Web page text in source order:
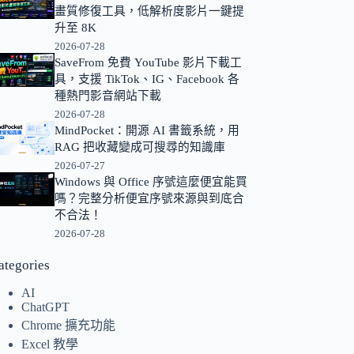
畫質修復工具，低解析度影片一鍵提
升至 8K
2026-07-28
SaveFrom 免費 YouTube 影片下載工
具，支援 TikTok、IG、Facebook 各
種熱門影音網站下載
2026-07-28
MindPocket：開源 AI 書籤系統，用
RAG 把收藏變成可搜尋的知識庫
2026-07-27
Windows 與 Office 序號這麼便宜能買
嗎？完整分析便宜序號來源與到底合
不合法！
2026-07-28
AI
ChatGPT
Chrome 擴充功能
Excel 教學